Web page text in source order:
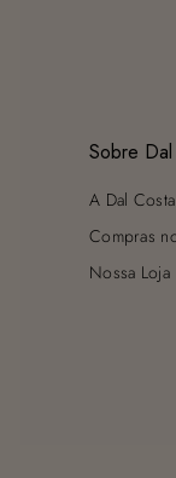
Sobre
A Dal Costa
Compras
Nossa Loja